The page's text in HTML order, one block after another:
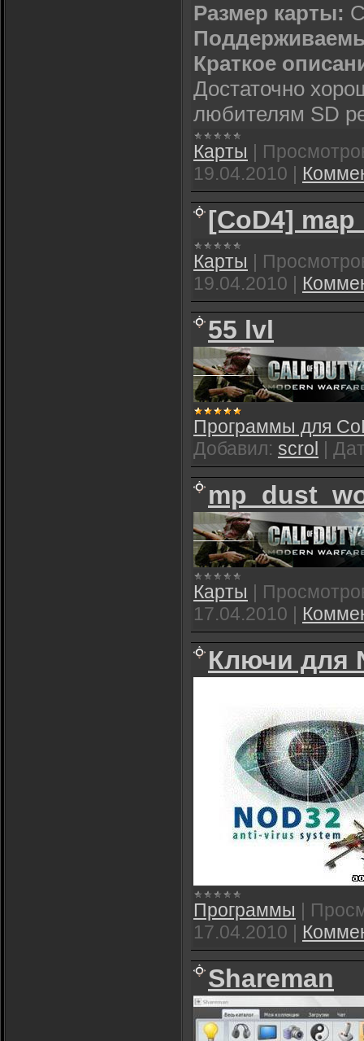
Размер карты:
Краткое
Достаточно
любителям SD
Карты
19.04.2010
[CoD4]
Карты
19.04.2010
55 lvl
Программы для
Добавил: scrol
Карты
17.04.2010
Ключи для
Программы
17.04.2010
Shareman